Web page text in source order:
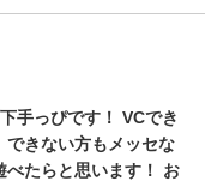
手っぴです！ VCでき
できない方もメッセな
べたらと思います！ お